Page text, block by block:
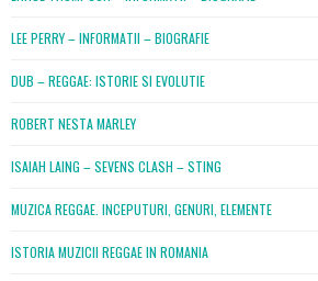
LEE PERRY – INFORMATII – BIOGRAFIE
DUB – REGGAE: ISTORIE SI EVOLUTIE
ROBERT NESTA MARLEY
ISAIAH LAING – SEVENS CLASH – STING
MUZICA REGGAE. INCEPUTURI, GENURI, ELEMENTE
ISTORIA MUZICII REGGAE IN ROMANIA